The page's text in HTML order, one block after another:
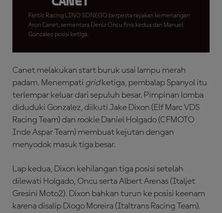
Fantic Racing LINO SONEGO berpesta rayakan kemenangan
Aron Canet, sementara Deniz Oncu finis kedua dan Manuel
Gonzalez posisi ketiga.
Canet melakukan start buruk usai lampu merah
padam. Menempati gridketiga, pembalap Spanyol itu
terlempar keluar dari sepuluh besar. Pimpinan lomba
diduduki Gonzalez, diikuti Jake Dixon (Elf Marc VDS
Racing Team) dan rookie Daniel Holgado (CFMOTO
Inde Aspar Team) membuat kejutan dengan
menyodok masuk tiga besar.
Lap kedua, Dixon kehilangan tiga posisi setelah
dilewati Holgado, Oncu serta Albert Arenas (Italjet
Gresini Moto2). Dixon bahkan turun ke posisi keenam
karena disalip Diogo Moreira (Italtrans Racing Team).